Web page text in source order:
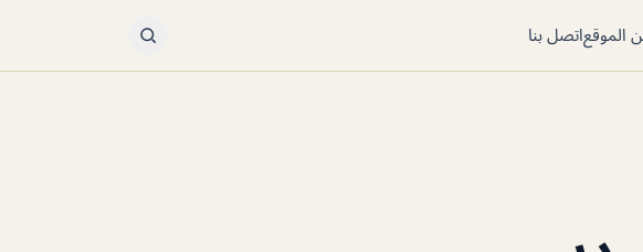
الموقعاتصل بنا